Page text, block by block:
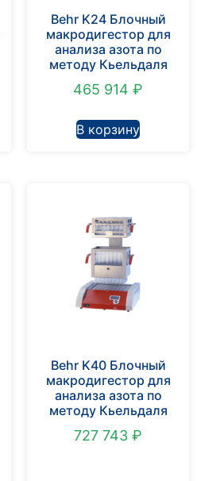
Behr K24 Блочный
макродигестор для
анализа азота по
методу Кьельдаля
465 914 ₽
В корзину
Behr K40 Блочный
макродигестор для
анализа азота по
методу Кьельдаля
727 743 ₽